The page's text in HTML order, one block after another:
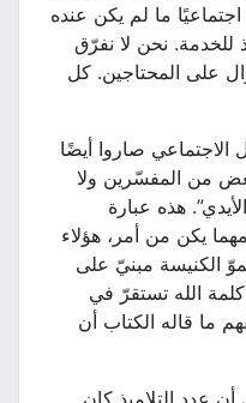
ما لم يكن عنده
نحن لا نفرّق
على المحتاجين. كل
صاروا أيضًا
من المفسّرين ولا
هذه عبارة
يكن من أمر، هؤلاء
الكنيسة مبنيّ على
الله تستقرّ في
ما قاله الكتاب أن